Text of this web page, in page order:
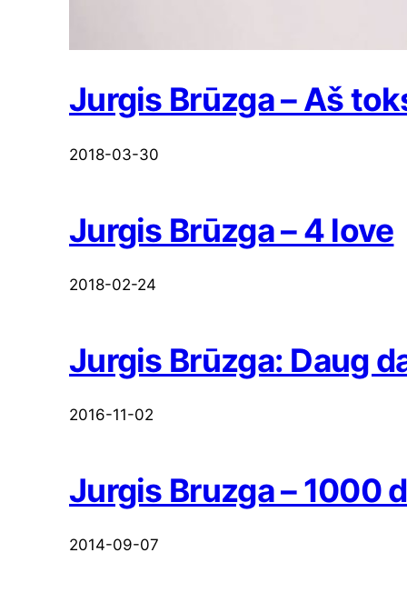
Jurgis Brūzga – Aš
2018-03-30
Jurgis Brūzga – 4 love
2018-02-24
Jurgis Brūzga: Daug
2016-11-02
Jurgis Bruzga – 1000
2014-09-07